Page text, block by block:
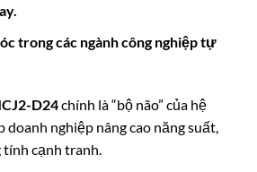
trong các ngành công nghiệp tự
D24chính là “bộ não” của hệ
doanh nghiệp nâng cao năng suất,
cạnh tranh.